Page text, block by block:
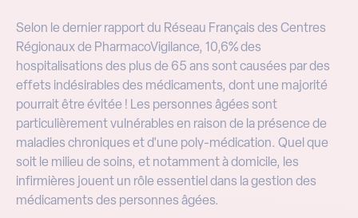
Selon le dernier rapport du Réseau Français des Centres
Régionaux de PharmacoVigilance, 10,6% des
hospitalisations des plus de 65 ans sont causées par des
effets indésirables des médicaments, dont une majorité
pourrait être évitée ! Les personnes âgées sont
particulièrement vulnérables en raison de la présence de
maladies chroniques et d'une poly-médication. Quel que
soit le milieu de soins, et notamment à domicile, les
infirmières jouent un rôle essentiel dans la gestion des
médicaments des personnes âgées.